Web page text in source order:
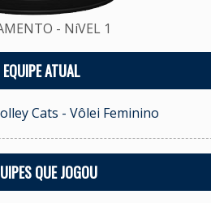
- NíVEL 1
EQUIPE ATUAL
Cats - Vôlei Feminino
QUE JOGOU